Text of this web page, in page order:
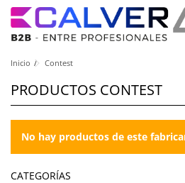
Inicio Contest
PRODUCTOS CONTEST
No hay productos de este
CATEGORÍAS